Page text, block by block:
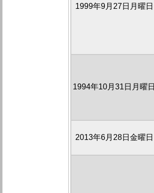
1999年9月27日月曜日
1994年10月31日月曜日
2013年6月28日金曜日